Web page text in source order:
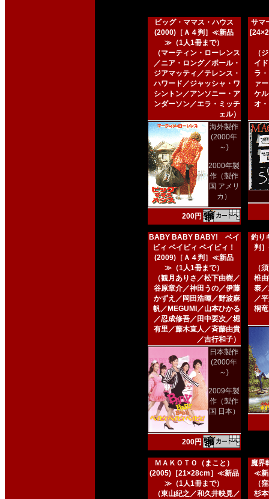
ビッグ・ママス・ハウス
(2000)［Ａ４判］≪新品
≫（1人1冊まで）
（マーティン・ローレンス
／ニア・ロング／ポール・
ジアマッティ／テレンス・
ハワード／ジャッシャ・ワ
シントン／アンソニー・ア
ンダーソン／エラ・ミッチ
ェル）
海外製作
(2000年
～)
2000年製
作（製作
国 アメリ
カ）
200円
サマ
（
イ
ラ
ァ
ケ
オ
BABY BABY BABY! ベイ
ビィ ベイビィ ベイビィ！
(2009)［Ａ４判］≪新品
≫（1人1冊まで）
（観月ありさ／松下由樹／
谷原章介／神田うの／伊藤
かずえ／岡田浩暉／野波麻
帆／MEGUMI／山本ひかる
／忍成修吾／田中要次／堀
有里／藤木直人／斉藤由貴
／吉行和子）
日本製作
(2000年
～)
2009年製
作（製作
国 日本）
200円
釣り
判
（
椎
泰
／
桐
ＭＡＫＯＴＯ（まこと）
(2005)［21×28cm］≪新品
≫（1人1冊まで）
（東山紀之／和久井映見／
魔界
≪新
（
杉